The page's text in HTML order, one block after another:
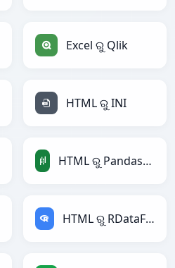
Excel ରୁ Qlik
HTML ରୁ INI
HTML ରୁ PandasDataFrame
HTML ରୁ RDataFrame